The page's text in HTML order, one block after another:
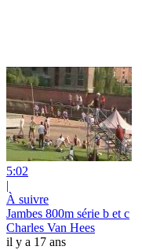
5:02
|
À suivre
Jambes 800m série b et c
Charles Van Hees
il y a 17 ans